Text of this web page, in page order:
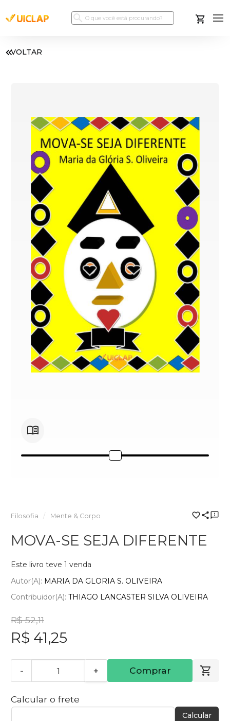
VOLTAR
Filosofia Mente & Corpo
MOVA-SE SEJA DIFERENTE
Este livro teve 1 venda
Autor(a): MARIA DA GLORIA S. OLIVEIRA
Contribuidor(a): THIAGO LANCASTER SILVA OLIVEIRA
R$ 52,11
R$ 41,25
- + Comprar
Calcular o frete
Calcular